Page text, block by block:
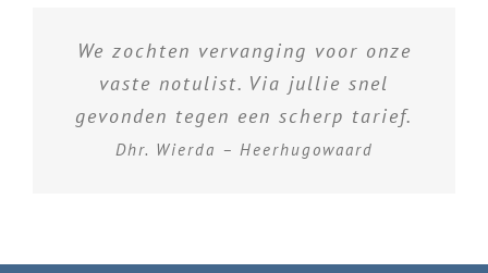
We zochten vervanging voor onze
vaste notulist. Via jullie snel
gevonden tegen een scherp tarief.
Dhr. Wierda – Heerhugowaard